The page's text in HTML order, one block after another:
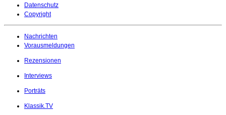
Datenschutz
Copyright
Nachrichten
Vorausmeldungen
Rezensionen
Interviews
Porträts
Klassik.TV